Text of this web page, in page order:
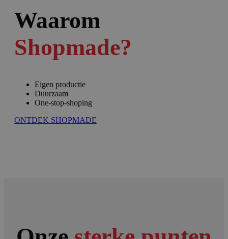
Waarom
Shopmade?
Eigen productie
Duurzaam
One-stop-shoping
ONTDEK SHOPMADE